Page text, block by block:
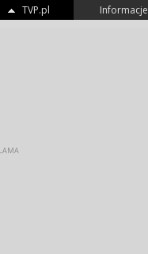
TVP.pl Informacje